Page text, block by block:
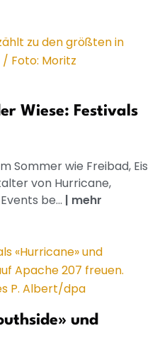
Wiese: Festivals
Sommer wie Freibad, Eis
von Hurricane,
be... | mehr
und